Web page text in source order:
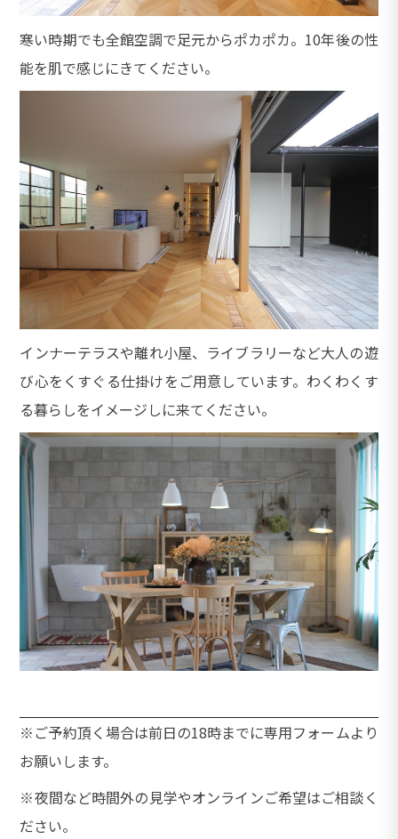
寒い時期でも全館空調で足元からポカポカ。10年後の性
能を肌で感じにきてください。
インナーテラスや離れ小屋、ライブラリーなど大人の遊
び心をくすぐる仕掛けをご用意しています。わくわくす
る暮らしをイメージしに来てください。
※ご予約頂く場合は前日の18時までに専用フォームより
お願いします。
※夜間など時間外の見学やオンラインご希望はご相談く
ださい。